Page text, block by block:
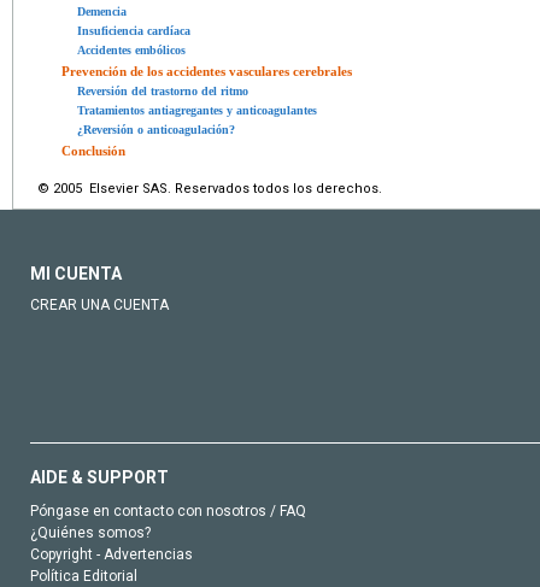
Demencia
Insuficiencia cardíaca
Accidentes embólicos
Prevención de los accidentes vasculares cerebrales
Reversión del trastorno del ritmo
Tratamientos antiagregantes y anticoagulantes
¿Reversión o anticoagulación?
Conclusión
© 2005 Elsevier SAS. Reservados todos los derechos.
MI CUENTA
CREAR UNA CUENTA
AIDE & SUPPORT
Póngase en contacto con nosotros / FAQ
¿Quiénes somos?
Copyright - Advertencias
Política Editorial